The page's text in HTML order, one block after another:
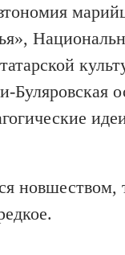
Буляровская